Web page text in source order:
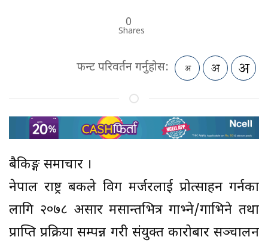
0
Shares
फन्ट परिवर्तन गर्नुहोस:
बैकिङ्ग समाचार ।
नेपाल राष्ट्र बैंकले विग मर्जरलाई प्रोत्साहन गर्नका
लागि २०७८ असार मसान्तभित्र गाभ्ने/गाभिने तथा
प्राप्ति प्रक्रिया सम्पन्न गरी संयुक्त कारोबार सञ्चालन